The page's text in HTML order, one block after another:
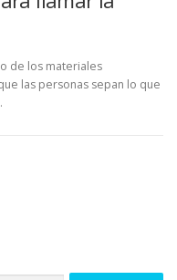
de los materiales
las personas sepan lo que